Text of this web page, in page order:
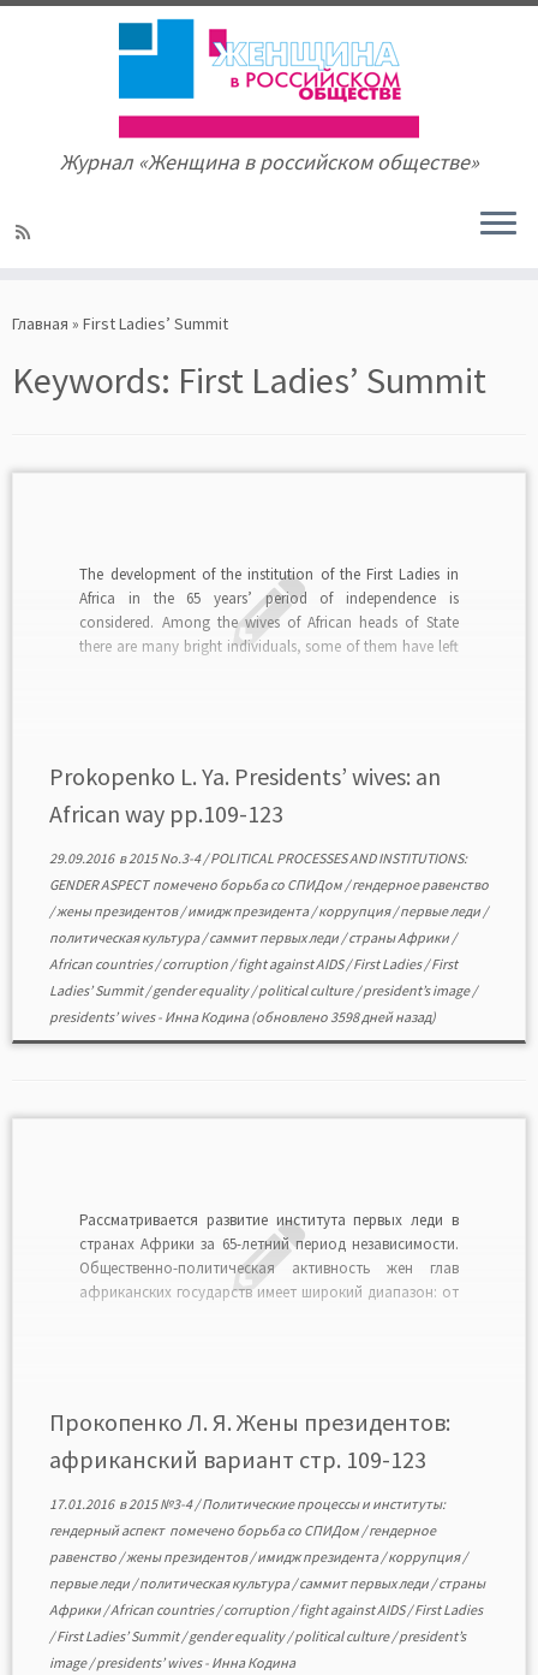
to
Журнал «Женщина в российском обществе»
Главная » First Ladies’ Summit
Keywords: First Ladies’ Summit
The development of the institution of the First Ladies in
Africa in the 65 years’ period of independence is
considered. Among the wives of African heads of State
there are many bright individuals, some of them have left
Prokopenko L. Ya. Presidents’ wives: an
African way pp.109-123
29.09.2016в2015 No.3-4/POLITICAL PROCESSES AND INSTITUTIONS:
GENDER ASPECTпомечено борьба со СПИДом /гендерное равенство
/жены президентов/имидж президента/коррупция/первые леди /
политическая культура/саммит первых леди /страны Африки /
African countries/corruption /fight against AIDS/First Ladies/First
Ladies’ Summit/gender equality/political culture/president’s image/
presidents’ wives- Инна Кодина(обновлено 3598 дней назад)
Рассматривается развитие института первых леди в
странах Африки за 65-летний период независимости.
Общественно-политическая активность жен глав
африканских государств имеет широкий диапазон: от
значительно возросла. В рамках региональных
организаций первые […]
Прокопенко Л. Я. Жены президентов:
африканский вариант стр. 109-123
17.01.2016в2015 №3-4/Политические процессы и институты:
гендерный аспект помечено борьба со СПИДом /гендерное
равенство /жены президентов/имидж президента/коррупция/
первые леди /политическая культура/саммит первых леди /страны
Африки /African countries/corruption /fight against AIDS/First Ladies
/First Ladies’ Summit/gender equality/political culture/president’s
image/presidents’ wives- Инна Кодина